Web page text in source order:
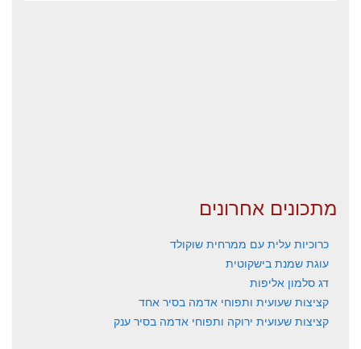
מתכונים אחרונים
כרוכיות עלית עם ממרחית שוקולד
עוגת שמנת בישקוטית
דג סלמון אליפות
קציצות שעועית ותפוחי אדמה בסיר אחד
קציצות שעועית ירוקה ותפוחי אדמה בסיר ענק